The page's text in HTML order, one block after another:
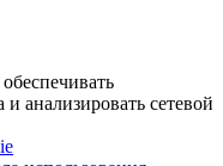
анализировать сетевой